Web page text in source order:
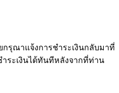
กรุณาแจ้งการชำระเงินกลับมาที่
ำระเงินได้ทันทีหลังจากที่ท่าน